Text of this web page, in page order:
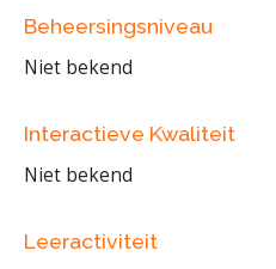
Beheersingsniveau
Niet bekend
Interactieve Kwaliteit
Niet bekend
Leeractiviteit